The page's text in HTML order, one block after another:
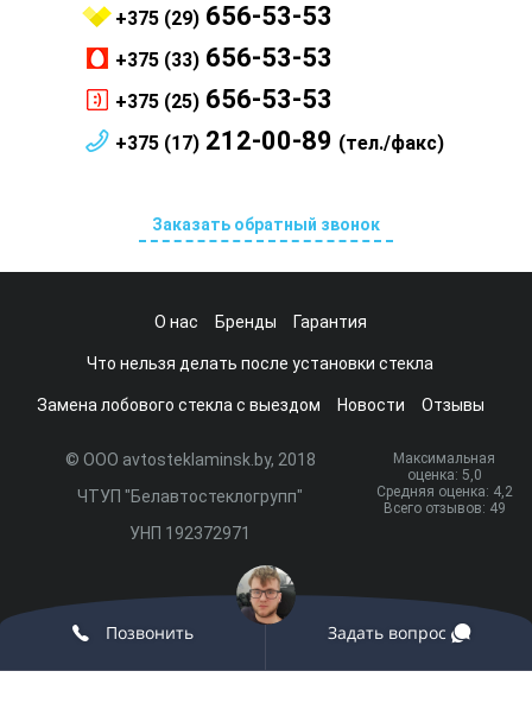
+375 (29) 656-53-53
+375 (33) 656-53-53
+375 (25) 656-53-53
+375 (17) 212-00-89 (тел./факс)
Заказать обратный звонок
О нас Бренды Гарантия
Что нельзя делать после установки стекла
Замена лобового стекла с выездом Новости Отзывы
© ООО avtosteklaminsk.by, 2018
ЧТУП "Белавтостеклогрупп"
УНП 192372971
Максимальная
оценка: 5,0
Средняя оценка: 4,2
Всего отзывов: 49
Разработка сайта и продвижение:onix.by
Позвонить Задать вопрос